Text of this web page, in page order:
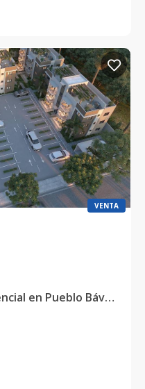
VENTA
Exclusivo Proyecto Residencial en Pueblo Bávaro, Cercano a Downtown Punta Cana